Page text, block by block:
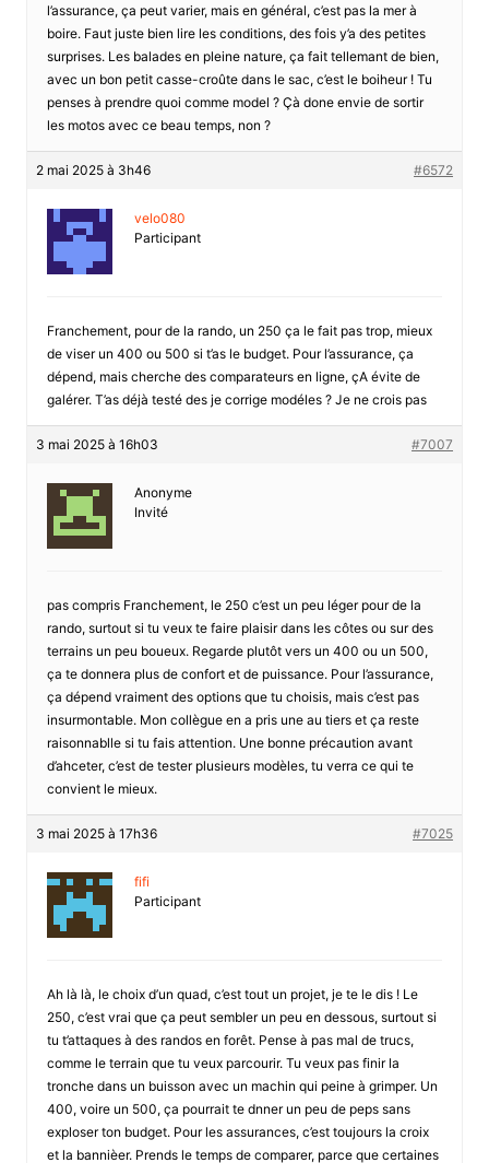
l’assurance, ça peut varier, mais en général, c’est pas la mer à
boire. Faut juste bien lire les conditions, des fois y’a des petites
surprises. Les balades en pleine nature, ça fait tellemant de bien,
avec un bon petit casse-croûte dans le sac, c’est le boiheur ! Tu
penses à prendre quoi comme model ? Çà done envie de sortir
les motos avec ce beau temps, non ?
2 mai 2025 à 3h46 #6572
velo080
Participant
Franchement, pour de la rando, un 250 ça le fait pas trop, mieux
de viser un 400 ou 500 si t’as le budget. Pour l’assurance, ça
dépend, mais cherche des comparateurs en ligne, çA évite de
galérer. T’as déjà testé des je corrige modéles ? Je ne crois pas
3 mai 2025 à 16h03 #7007
Anonyme
Invité
pas compris Franchement, le 250 c’est un peu léger pour de la
rando, surtout si tu veux te faire plaisir dans les côtes ou sur des
terrains un peu boueux. Regarde plutôt vers un 400 ou un 500,
ça te donnera plus de confort et de puissance. Pour l’assurance,
ça dépend vraiment des options que tu choisis, mais c’est pas
insurmontable. Mon collègue en a pris une au tiers et ça reste
raisonnablle si tu fais attention. Une bonne précaution avant
d’ahceter, c’est de tester plusieurs modèles, tu verra ce qui te
convient le mieux.
3 mai 2025 à 17h36 #7025
fifi
Participant
Ah là là, le choix d’un quad, c’est tout un projet, je te le dis ! Le
250, c’est vrai que ça peut sembler un peu en dessous, surtout si
tu t’attaques à des randos en forêt. Pense à pas mal de trucs,
comme le terrain que tu veux parcourir. Tu veux pas finir la
tronche dans un buisson avec un machin qui peine à grimper. Un
400, voire un 500, ça pourrait te dnner un peu de peps sans
exploser ton budget. Pour les assurances, c’est toujours la croix
et la bannièer. Prends le temps de comparer, parce que certaines